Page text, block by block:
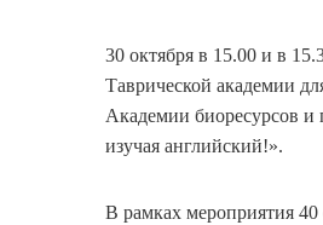
30 октября в 15.00 и в
Таврической академии
Академии биоресурсов и
изучая английский!».
В рамках мероприятия